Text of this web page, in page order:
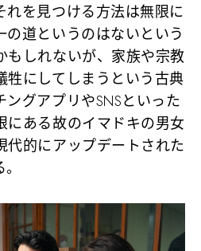
を見つける方法は無限に
の道というのはないという
もしれないが、家族や宗教
牲にしてしまうという古典
グアプリやSNSといった
にある故のイマドキの男女
代的にアップデートされた